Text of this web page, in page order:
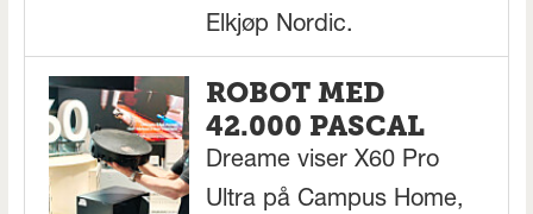
Elkjøp Nordic.
ROBOT MED
42.000 PASCAL
Dreame viser X60 Pro
Ultra på Campus Home,